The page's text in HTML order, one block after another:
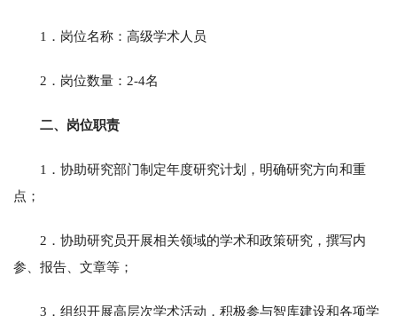
1．岗位名称：高级学术人员
2．岗位数量：2-4名
二、岗位职责
1．协助研究部门制定年度研究计划，明确研究方向和重
点；
2．协助研究员开展相关领域的学术和政策研究，撰写内
参、报告、文章等；
3．组织开展高层次学术活动，积极参与智库建设和各项学